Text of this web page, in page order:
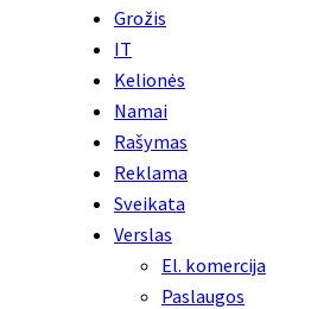
Grožis
IT
Kelionės
Namai
Rašymas
Reklama
Sveikata
Verslas
El. komercija
Paslaugos